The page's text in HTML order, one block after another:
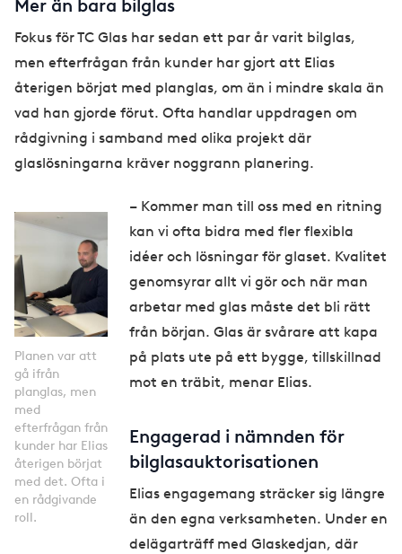
Mer än bara bilglas
Fokus för TC Glas har sedan ett par år varit bilglas,
men efterfrågan från kunder har gjort att Elias
återigen börjat med planglas, om än i mindre skala än
vad han gjorde förut. Ofta handlar uppdragen om
rådgivning i samband med olika projekt där
glaslösningarna kräver noggrann planering.
Planen var att
gå ifrån
planglas, men
med
efterfrågan från
kunder har Elias
återigen börjat
med det. Ofta i
en rådgivande
roll.
– Kommer man till oss med en ritning
kan vi ofta bidra med fler flexibla
idéer och lösningar för glaset. Kvalitet
genomsyrar allt vi gör och när man
arbetar med glas måste det bli rätt
från början. Glas är svårare att kapa
på plats ute på ett bygge, tillskillnad
mot en träbit, menar Elias.
Engagerad i nämnden för
bilglasauktorisationen
Elias engagemang sträcker sig längre
än den egna verksamheten. Under en
delägarträff med Glaskedjan, där